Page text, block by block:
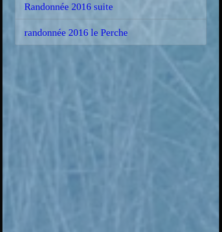
Randonnée 2016 suite
randonnée 2016 le Perche